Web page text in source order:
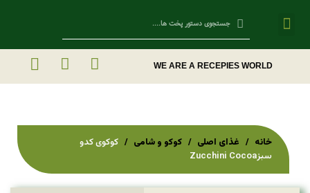
WE ARE A RECEPIES WORLD
خانه غذای اصلی کوکو و شامی
کوکوی کدو
سبزZucchini Cocoa